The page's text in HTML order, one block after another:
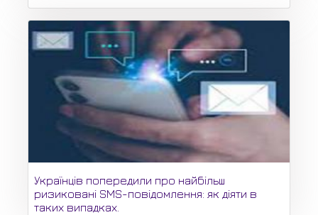
Українців попередили про найбільш
ризиковані SMS-повідомлення: як діяти в
таких випадках.